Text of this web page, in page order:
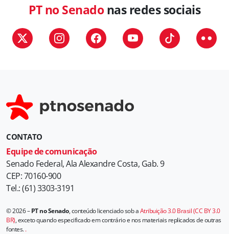
PT no Senadonas redes sociais
CONTATO
Equipe de comunicação
Senado Federal, Ala Alexandre Costa, Gab. 9
CEP: 70160-900
Tel.: (61) 3303-3191
© 2026 –PT no Senado, conteúdo licenciado sob aAtribuição 3.0 Brasil (CC BY 3.0
BR), exceto quando especificado em contrário e nos materiais replicados de outras
fontes..